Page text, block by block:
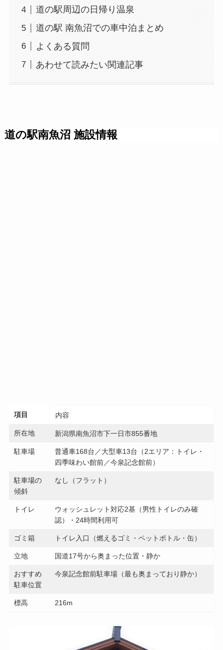
道の駅周辺の日帰り温泉
道の駅 南魚沼での車中泊まとめ
よくある質問
あわせて読みたい関連記事
道の駅南魚沼 施設情報
項目 内容
所在地 新潟県南魚沼市下一日市855番地
駐車場
普通車168台／大型車13台（2エリア：トイレ・
四季味わい館前／今泉記念館前）
駐車場の
傾斜
なし（フラット）
トイレ
ウォッシュレット対応2基（男性トイレのみ確
認）・24時間利用可
ゴミ箱 トイレ入口（燃えるゴミ・ペットボトル・缶）
立地 国道17号から奥まった位置・静か
おすすめ
駐車位置
今泉記念館前駐車場（最も奥まっており静か）
標高 216m